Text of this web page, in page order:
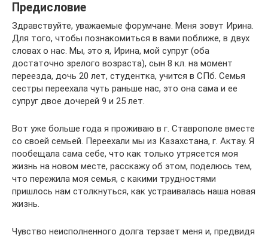
Предисловие
Здравствуйте, уважаемые форумчане. Меня зовут Ирина.
Для того, чтобы познакомиться в вами поближе, в двух
словах о нас. Мы, это я, Ирина, мой супруг (оба
достаточно зрелого возраста), сын 8 кл. на момент
переезда, дочь 20 лет, студентка, учится в СПб. Семья
сестры переехала чуть раньше нас, это она сама и ее
супруг двое дочерей 9 и 25 лет.
Вот уже больше года я проживаю в г. Ставрополе вместе
со своей семьей. Переехали мы из Казахстана, г. Актау. Я
пообещала сама себе, что как только утрясется моя
жизнь на новом месте, расскажу об этом, поделюсь тем,
что пережила моя семья, с какими трудностями
пришлось нам столкнуться, как устраивалась наша новая
жизнь.
Чувство неисполненного долга терзает меня и, предвидя